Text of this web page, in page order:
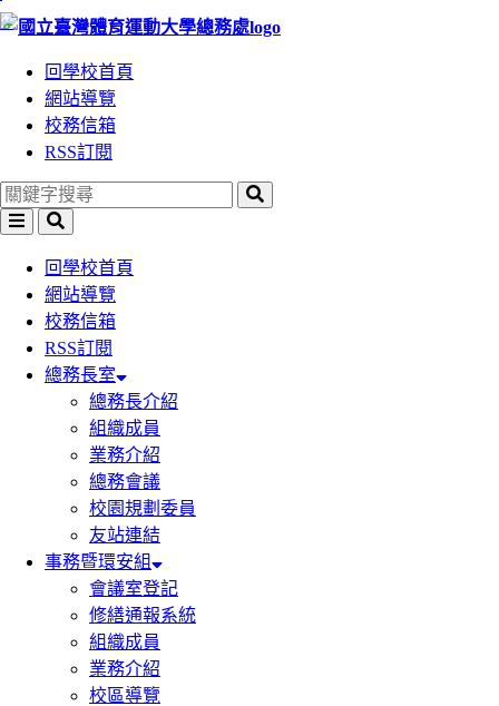
跳
區
塊
跳
區
塊
:::
回學校首頁
網站導覽
校務信箱
RSS訂閱
回學校首頁
網站導覽
校務信箱
RSS訂閱
總務長室
總務長介紹
組織成員
業務介紹
總務會議
校園規劃委員
友站連結
事務暨環安組
會議室登記
修繕通報系統
組織成員
業務介紹
校區導覽